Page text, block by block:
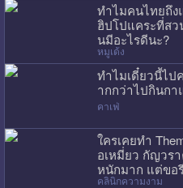
ทำไมคนไทยถึง
ฮิปโปแคระที่สว
นมีอะไรดีนะ?
หมูเด้ง
ทำไมเดี๋ยวนี้ไป
ากกว่าไปกินกา
คาเฟ่
ใครเคยทำ
อเหมี่ยว กัญวร
หนักมาก แต่ขอ
คลินิกความงาม